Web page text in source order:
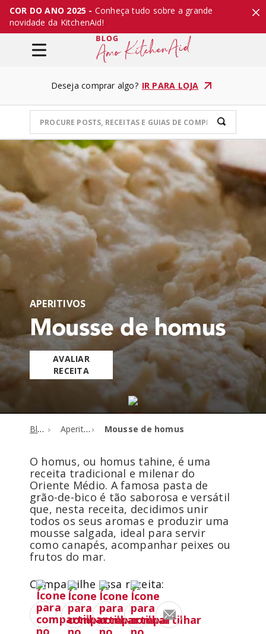
COR DO ANO 2025 - Conheça tudo sobre a grande
novidade da KitchenAid!
Deseja comprar algo? IR PARA LOJA
APERITIVOS
Mousse de homus
AVALIAR
RECEITA
Blog Aperitivos Mousse de homus
O homus, ou homus tahine, é uma
receita tradicional e milenar do
Oriente Médio. A famosa pasta de
grão-de-bico é tão saborosa e versátil
que, nesta receita, decidimos unir
todos os seus aromas e produzir uma
mousse salgada, ideal para servir
como canapés, acompanhar peixes ou
frutos do mar.
Compartilhe essa receita: